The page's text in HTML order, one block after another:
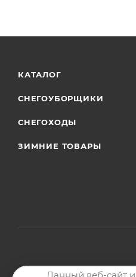
КАТАЛОГ
СНЕГОУБОРЩИКИ
СНЕГОХОДЫ
ЗИМНИЕ ТОВАРЫ
2026 © Магазин мото-